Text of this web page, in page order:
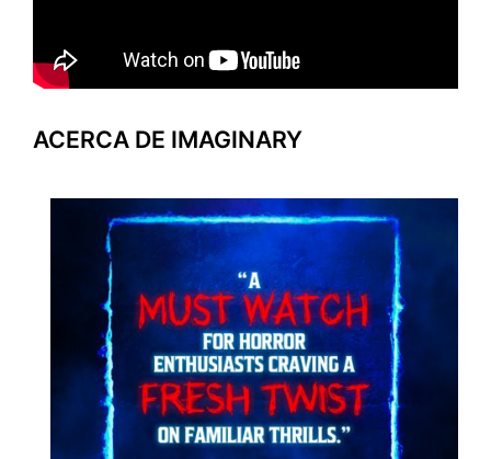
ACERCA DE IMAGINARY